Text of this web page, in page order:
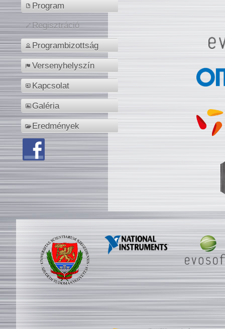
Program
Regisztráció
Programbizottság
Versenyhelyszín
Kapcsolat
Galéria
Eredmények